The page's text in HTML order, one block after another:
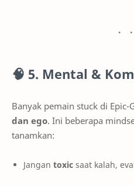
🧠 5. Mental &
Banyak pemain stuck di Epic-
dan ego. Ini beberapa
tanamkan:
Jangan toxic saat kalah,